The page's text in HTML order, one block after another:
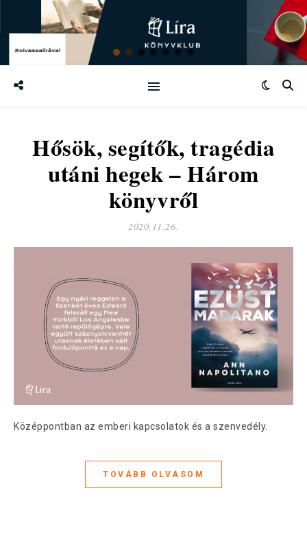
Hősök, segítők, tragédia
utáni hegek – Három
könyvről
2020.11.26.
Középpontban az emberi kapcsolatok és a szenvedély.
TOVÁBB OLVASOM